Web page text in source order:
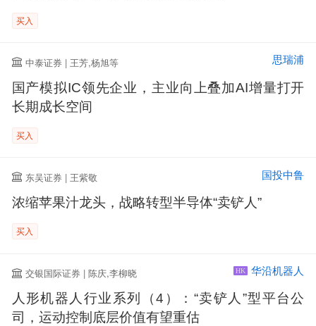
买入
中泰证券 | 王芳,杨旭等 思瑞浦
国产模拟IC领先企业，主业向上叠加AI增量打开
长期成长空间
买入
东吴证券 | 王紫敬 国投中鲁
浓缩苹果汁龙头，战略转型半导体“卖铲人”
买入
交银国际证券 | 陈庆,李柳晓 HK 华沿机器人
人形机器人行业系列（4）：“卖铲人”型平台公
司，运动控制底层价值有望重估